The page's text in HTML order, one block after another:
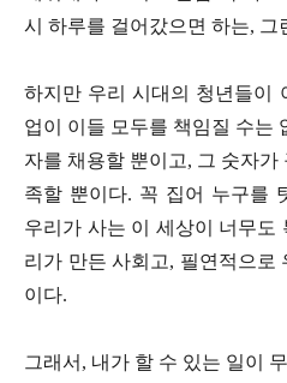
시 하루를 걸어갔으면 하는, 그
하지만 우리 시대의 청년들이
업이 이들 모두를 책임질 수는
자를 채용할 뿐이고, 그 숫자
족할 뿐이다. 꼭 집어 누구를
우리가 사는 이 세상이 너무도
리가 만든 사회고, 필연적으로
이다.
그래서, 내가 할 수 있는 일이